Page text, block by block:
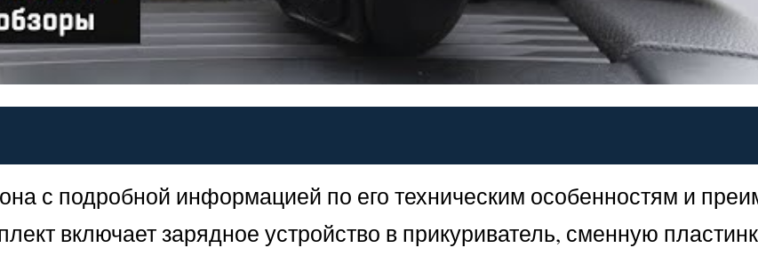
с подробной информацией по его техническим особенностям и
включает зарядное устройство в прикуриватель, сменную